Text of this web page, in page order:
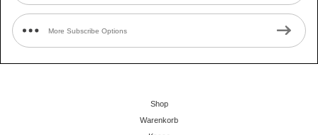
More Subscribe Options
Shop
Warenkorb